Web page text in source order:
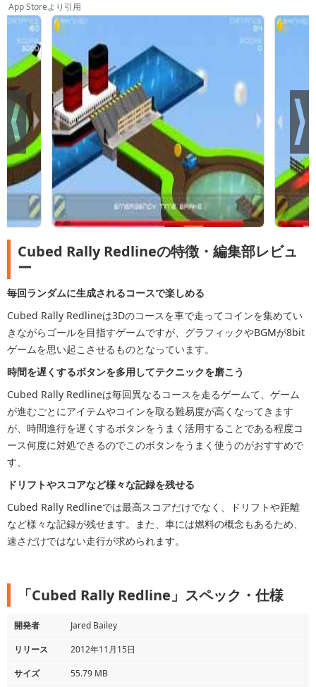
App Storeより引用
Cubed Rally Redlineの特徴・編集部レビュ
ー
毎回ランダムに生成されるコースで楽しめる
Cubed Rally Redlineは3Dのコースを車で走ってコインを集めてい
きながらゴールを目指すゲームですが、グラフィックやBGMが8bit
ゲームを思い起こさせるものとなっています。
時間を遅くするボタンを多用してテクニックを磨こう
Cubed Rally Redlineは毎回異なるコースを走るゲームて、ゲーム
が進むごとにアイテムやコインを取る難易度が高くなってきます
が、時間進行を遅くするボタンをうまく活用することである程度コ
ース何度に対処できるのでこのボタンをうまく使うのがおすすめで
す、
ドリフトやスコアなど様々な記録を残せる
Cubed Rally Redlineでは最高スコアだけでなく、ドリフトや距離
など様々な記録が残せます。また、車には燃料の概念もあるため、
速さだけではない走行が求められます。
「Cubed Rally Redline」スペック・仕様
開発者
Jared Bailey
リリース
2012年11月15日
サイズ
55.79 MB